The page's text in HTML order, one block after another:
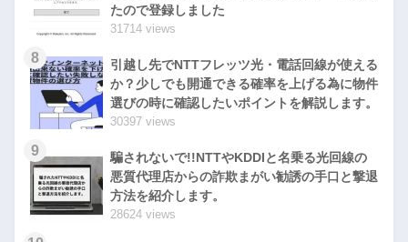
たので登録しました
31714 views
8
引越し先でNTTフレッツ光・電話回線が使える
か？少しでも開通できる確率を上げる為に物件
選びの時に確認したいポイントを解説します。
30397 views
9
騙されないで!!NTTやKDDIと名乗る光回線の
悪質代理店からの詐欺まがい勧誘の手口と撃退
方法を紹介します。
28624 views